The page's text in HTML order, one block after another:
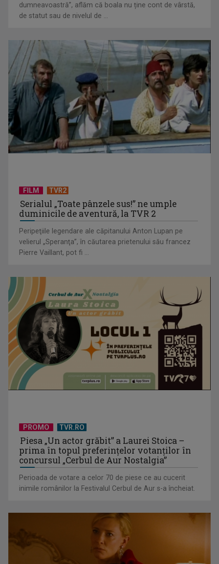
ACASĂ
TVR lansează un apel pentru proiecte de emisiuni
la TVR 1
Federația SANITAS suspendă temporar greva generală din
dumneavoastră”, aflăm că boala nu ține cont de vârstă,
de statut sau de nivelul de ...
FILM TVR2
Serialul „Toate pânzele sus!” ne umple
duminicile de aventură, la TVR 2
Peripeţiile legendare ale căpitanului Anton Lupan pe
velierul „Speranţa”, în căutarea prietenului său francez
Pierre Vaillant, pot fi ...
PROMO TVR.RO
Piesa „Un actor grăbit” a Laurei Stoica –
prima în topul preferinţelor votanţilor în
concursul „Cerbul de Aur Nostalgia”
Perioada de votare a celor 70 de piese ce au cucerit
inimile românilor la Festivalul Cerbul de Aur s-a încheiat.